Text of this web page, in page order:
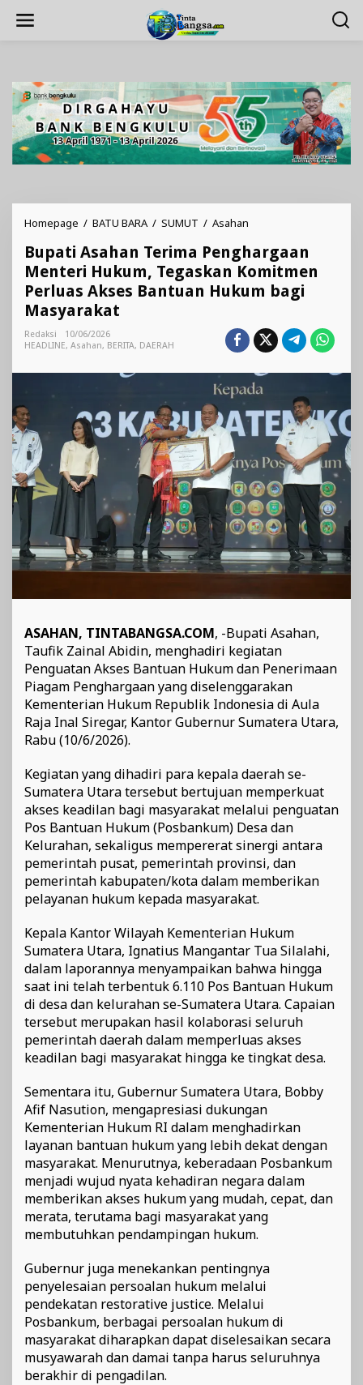
Homepage / BATU BARA / SUMUT / Asahan
Terima
Penghargaan
Menteri
Hukum,
Perluas
Akses
Hukum
bagi
Masyarakat
Bupati Asahan Terima Penghargaan
Menteri Hukum, Tegaskan Komitmen
Perluas Akses Bantuan Hukum bagi
Masyarakat
Redaksi
10/06/2026
HEADLINE, Asahan, BERITA, DAERAH
ASAHAN, TINTABANGSA.COM, -Bupati Asahan,
Taufik Zainal Abidin, menghadiri kegiatan
Penguatan Akses Bantuan Hukum dan Penerimaan
Piagam Penghargaan yang diselenggarakan
Kementerian Hukum Republik Indonesia di Aula
Raja Inal Siregar, Kantor Gubernur Sumatera Utara,
Rabu (10/6/2026).
Kegiatan yang dihadiri para kepala daerah se-
Sumatera Utara tersebut bertujuan memperkuat
akses keadilan bagi masyarakat melalui penguatan
Pos Bantuan Hukum (Posbankum) Desa dan
Kelurahan, sekaligus mempererat sinergi antara
pemerintah pusat, pemerintah provinsi, dan
pemerintah kabupaten/kota dalam memberikan
pelayanan hukum kepada masyarakat.
Kepala Kantor Wilayah Kementerian Hukum
Sumatera Utara, Ignatius Mangantar Tua Silalahi,
dalam laporannya menyampaikan bahwa hingga
saat ini telah terbentuk 6.110 Pos Bantuan Hukum
di desa dan kelurahan se-Sumatera Utara. Capaian
tersebut merupakan hasil kolaborasi seluruh
pemerintah daerah dalam memperluas akses
keadilan bagi masyarakat hingga ke tingkat desa.
Sementara itu, Gubernur Sumatera Utara, Bobby
Afif Nasution, mengapresiasi dukungan
Kementerian Hukum RI dalam menghadirkan
layanan bantuan hukum yang lebih dekat dengan
masyarakat. Menurutnya, keberadaan Posbankum
menjadi wujud nyata kehadiran negara dalam
memberikan akses hukum yang mudah, cepat, dan
merata, terutama bagi masyarakat yang
membutuhkan pendampingan hukum.
Gubernur juga menekankan pentingnya
penyelesaian persoalan hukum melalui
pendekatan restorative justice. Melalui
Posbankum, berbagai persoalan hukum di
masyarakat diharapkan dapat diselesaikan secara
musyawarah dan damai tanpa harus seluruhnya
berakhir di pengadilan.